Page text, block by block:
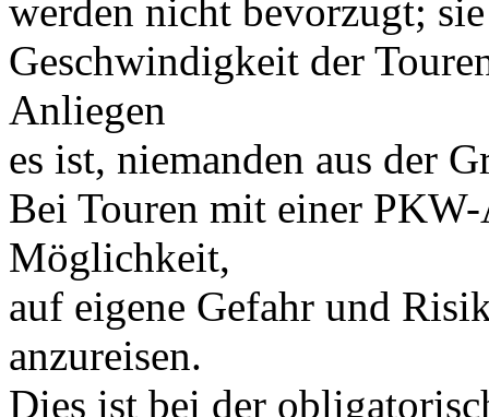
werden nicht bevorzugt;
Geschwindigkeit der
Anliegen
es ist, niemanden aus der
Bei Touren mit einer
Möglichkeit,
auf eigene Gefahr und
anzureisen.
Dies ist bei der